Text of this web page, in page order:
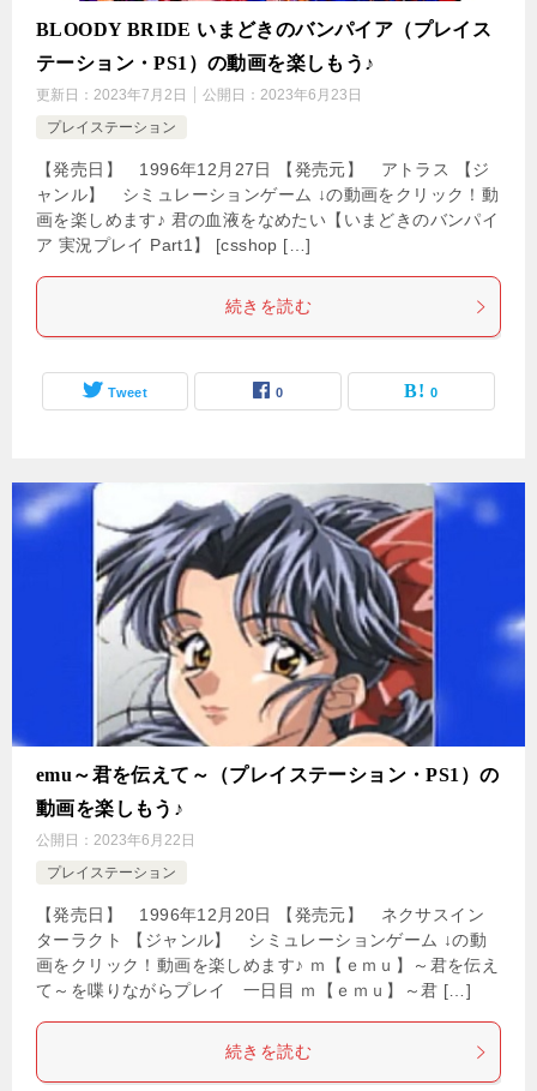
BLOODY BRIDE いまどきのバンパイア（プレイス
テーション・PS1）の動画を楽しもう♪
更新日： 2023年7月2日 公開日： 2023年6月23日
プレイステーション
【発売日】 1996年12月27日 【発売元】 アトラス 【ジ
ャンル】 シミュレーションゲーム ↓の動画をクリック！動
画を楽しめます♪ 君の血液をなめたい【いまどきのバンパイ
ア 実況プレイ Part1】 [csshop […]
続きを読む
Tweet 0 0
emu～君を伝えて～（プレイステーション・PS1）の
動画を楽しもう♪
公開日： 2023年6月22日
プレイステーション
【発売日】 1996年12月20日 【発売元】 ネクサスイン
ターラクト 【ジャンル】 シミュレーションゲーム ↓の動
画をクリック！動画を楽しめます♪ ｍ【ｅｍｕ】～君を伝え
て～を喋りながらプレイ 一日目 ｍ【ｅｍｕ】～君 […]
続きを読む